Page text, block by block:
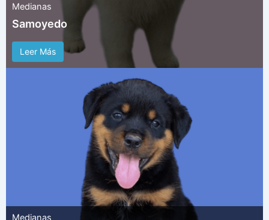
Medianas
Samoyedo
Leer Más
Medianas